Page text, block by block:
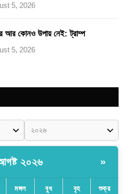
5, 2026
আর কোনও উপায় নেই: ট্রাম্প
5, 2026
২০২৬ »
মঙ্গল বুধ বৃহ শুক্র